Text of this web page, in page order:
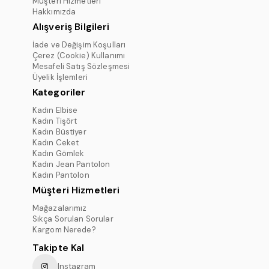
Hakkımızda
Alışveriş Bilgileri
İade ve Değişim Koşulları
Çerez (Cookie) Kullanımı
Mesafeli Satış Sözleşmesi
Üyelik İşlemleri
Kategoriler
Kadın Elbise
Kadın Tişört
Kadın Büstiyer
Kadın Ceket
Kadın Gömlek
Kadın Jean Pantolon
Kadın Pantolon
Müşteri Hizmetleri
Mağazalarımız
Sıkça Sorulan Sorular
Kargom Nerede?
Takipte Kal
Instagram